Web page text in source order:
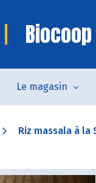
Le magasin
Riz massala à la